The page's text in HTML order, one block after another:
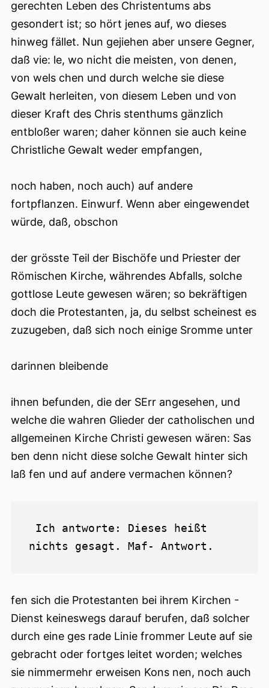
gerechten Leben des Christentums abs
gesondert ist; so hört jenes auf, wo dieses
hinweg fället. Nun gejiehen aber unsere Gegner,
daß vie: le, wo nicht die meisten, von denen,
von wels chen und durch welche sie diese
Gewalt herleiten, von diesem Leben und von
dieser Kraft des Chris stenthums gänzlich
entbloßer waren; daher können sie auch keine
Christliche Gewalt weder empfangen,
noch haben, noch auch) auf andere
fortpflanzen. Einwurf. Wenn aber eingewendet
würde, daß, obschon
der grösste Teil der Bischöfe und Priester der
Römischen Kirche, währendes Abfalls, solche
gottlose Leute gewesen wären; so bekräftigen
doch die Protestanten, ja, du selbst scheinest es
zuzugeben, daß sich noch einige Sromme unter
darinnen bleibende
ihnen befunden, die der SErr angesehen, und
welche die wahren Glieder der catholischen und
allgemeinen Kirche Christi gewesen wären: Sas
ben denn nicht diese solche Gewalt hinter sich
laß fen und auf andere vermachen können?
fen sich die Protestanten bei ihrem Kirchen -
Dienst keineswegs darauf berufen, daß solcher
durch eine ges rade Linie frommer Leute auf sie
gebracht oder fortges leitet worden; welches
sie nimmermehr erweisen Kons nen, noch auch